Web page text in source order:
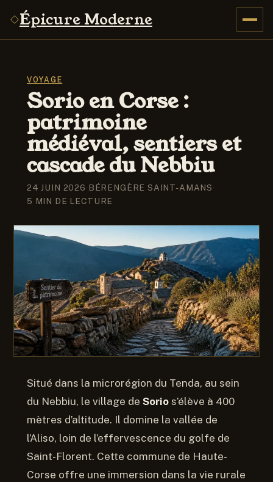
Épicure Moderne
VOYAGE
Sorio en Corse :
patrimoine
médiéval, sentiers et
cascade du Nebbiu
24 JUIN 2026·BÉRENGÈRE SAINT-AMANS·
5 MIN DE LECTURE
Situé dans la microrégion du Tenda, au sein
du Nebbiu, le village de Sorio s’élève à 400
mètres d’altitude. Il domine la vallée de
l’Aliso, loin de l’effervescence du golfe de
Saint-Florent. Cette commune de Haute-
Corse offre une immersion dans la vie rurale